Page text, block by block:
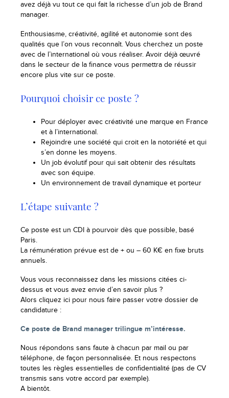
avez déjà vu tout ce qui fait la richesse d’un job de Brand
manager.
Enthousiasme, créativité, agilité et autonomie sont des
qualités que l’on vous reconnaît. Vous cherchez un poste
avec de l’international où vous réaliser. Avoir déjà œuvré
dans le secteur de la finance vous permettra de réussir
encore plus vite sur ce poste.
Pourquoi choisir ce poste ?
Pour déployer avec créativité une marque en France
et à l’international.
Rejoindre une société qui croit en la notoriété et qui
s’en donne les moyens.
Un job évolutif pour qui sait obtenir des résultats
avec son équipe.
Un environnement de travail dynamique et porteur
L’étape suivante ?
Ce poste est un CDI à pourvoir dès que possible, basé
Paris.
La rémunération prévue est de + ou – 60 K€ en fixe bruts
annuels.
Vous vous reconnaissez dans les missions citées ci-
dessus et vous avez envie d’en savoir plus ?
Alors cliquez ici pour nous faire passer votre dossier de
candidature :
Ce poste de Brand manager trilingue m’intéresse.
Nous répondons sans faute à chacun par mail ou par
téléphone, de façon personnalisée. Et nous respectons
toutes les règles essentielles de confidentialité (pas de CV
transmis sans votre accord par exemple).
A bientôt.